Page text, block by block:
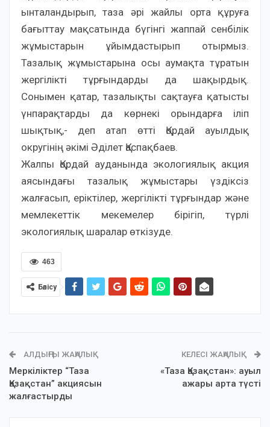
ынталандырып, таза әрі жайлы орта құруға
бағыттау мақсатында бүгінгі жаппай сенбілік
жұмыстарын ұйымдастырып отырмыз.
Тазалық жұмыстарына осы аумақта тұратын
жергілікті тұрғындарды да шақырдық.
Сонымен қатар, тазалықты сақтауға қатысты
үнпарақтарды да көрнекі орындарға іліп
шықтық,- деп атап өтті Қордай ауылдық
округінің әкімі Әділет Қаспақбаев.
Жалпы Қордай ауданында экологиялық акция
аясындағы тазалық жұмыстары үздіксіз
жалғасып, еріктілер, жергілікті тұрғындар және
мемлекеттік мекемелер бірігіп, түрлі
экологиялық шаралар өткізуде.
463
Бөлісу
АЛДЫҢҒЫ ЖАҢАЛЫҚ
Меркіліктер “Таза
Қазақстан” акциясын
жалғастырды
КЕЛЕСІ ЖАҢАЛЫҚ
«Таза Қазақстан»: ауыл
ажары арта түсті